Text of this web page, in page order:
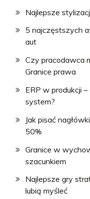
Najlepsze
5 najczęstszych
aut
Czy pracodawca
Granice prawa
ERP w produkcji
system?
Jak pisać
50%
Granice w
szacunkiem
Najlepsze gry
lubią myśleć